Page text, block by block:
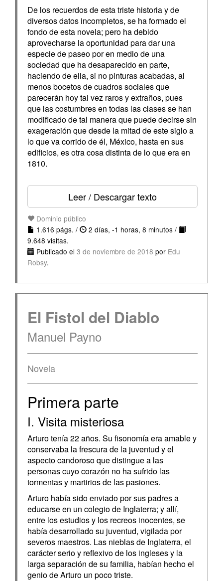
De los recuerdos de esta triste historia y de
diversos datos incompletos, se ha formado el
fondo de esta novela; pero ha debido
aprovecharse la oportunidad para dar una
especie de paseo por en medio de una
sociedad que ha desaparecido en parte,
haciendo de ella, si no pinturas acabadas, al
menos bocetos de cuadros sociales que
parecerán hoy tal vez raros y extraños, pues
que las costumbres en todas las clases se han
modificado de tal manera que puede decirse sin
exageración que desde la mitad de este siglo a
lo que va corrido de él, México, hasta en sus
edificios, es otra cosa distinta de lo que era en
1810.
Leer / Descargar texto
Dominio público
1.616 págs. /
2 días, -1 horas, 8 minutos /
9.648 visitas.
Publicado el 3 de noviembre de 2018 por Edu
Robsy.
El Fistol del Diablo
Manuel Payno
Novela
Primera parte
I. Visita misteriosa
Arturo tenía 22 años. Su fisonomía era amable y
conservaba la frescura de la juventud y el
aspecto candoroso que distingue a las
personas cuyo corazón no ha sufrido las
tormentas y martirios de las pasiones.
Arturo había sido enviado por sus padres a
educarse en un colegio de Inglaterra; y allí,
entre los estudios y los recreos inocentes, se
había desarrollado su juventud, vigilada por
severos maestros. Las nieblas de Inglaterra, el
carácter serio y reflexivo de los ingleses y la
larga separación de su familia, habían hecho el
genio de Arturo un poco triste.